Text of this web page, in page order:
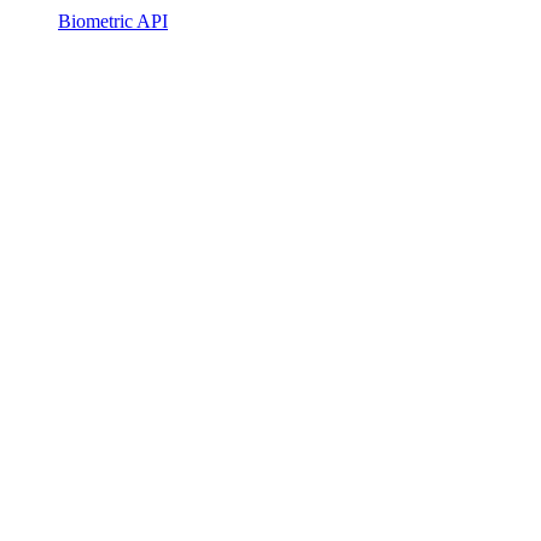
Biometric API